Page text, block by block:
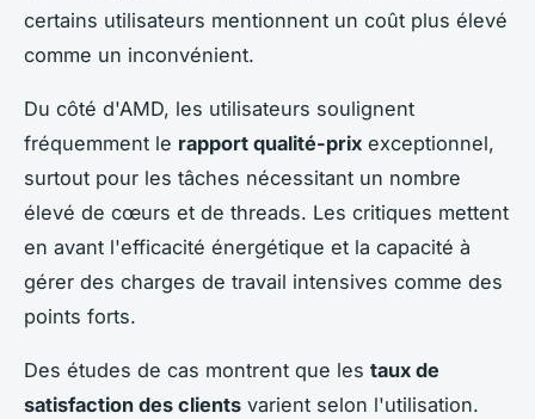
certains utilisateurs mentionnent un coût plus élevé
comme un inconvénient.
Du côté d'AMD, les utilisateurs soulignent
fréquemment le rapport qualité-prix exceptionnel,
surtout pour les tâches nécessitant un nombre
élevé de cœurs et de threads. Les critiques mettent
en avant l'efficacité énergétique et la capacité à
gérer des charges de travail intensives comme des
points forts.
Des études de cas montrent que les taux de
satisfaction des clients varient selon l'utilisation.